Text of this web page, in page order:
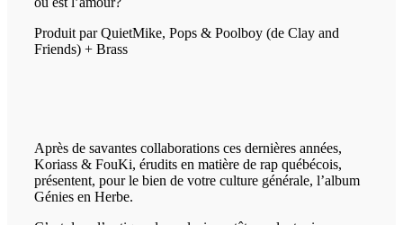
Produit par QuietMike, Pops & Poolboy (de Clay and
Friends) + Brass
Après de savantes collaborations ces dernières années,
Koriass & FouKi, érudits en matière de rap québécois,
présentent, pour le bien de votre culture générale, l’album
Génies en Herbe.